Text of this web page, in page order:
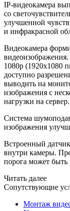
IP-видеокамера
со
улучшенной
и инфракрасной
Видеокамера
1080p (1920х1080
доступно
выводить на
изображения с
нагрузки на сервер.
Система
изображения
Встроенный
внутри камеры.
порога может быть
Читать далее
Сопутствующие
Монтаж